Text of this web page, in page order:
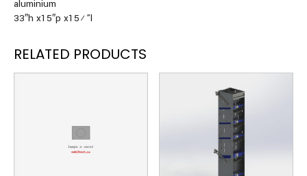
aluminium
33″h x15″p x15½”l
RELATED PRODUCTS